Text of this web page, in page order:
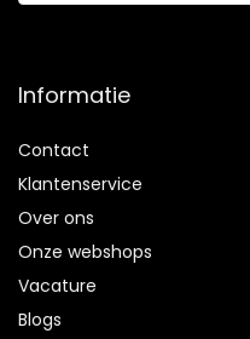
Informatie
Contact
Klantenservice
Over ons
Onze webshops
Vacature
Blogs